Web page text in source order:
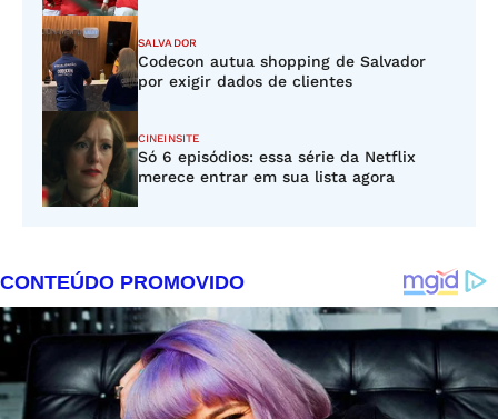
SALVADOR
Codecon autua shopping de Salvador
por exigir dados de clientes
CINEINSITE
Só 6 episódios: essa série da Netflix
merece entrar em sua lista agora